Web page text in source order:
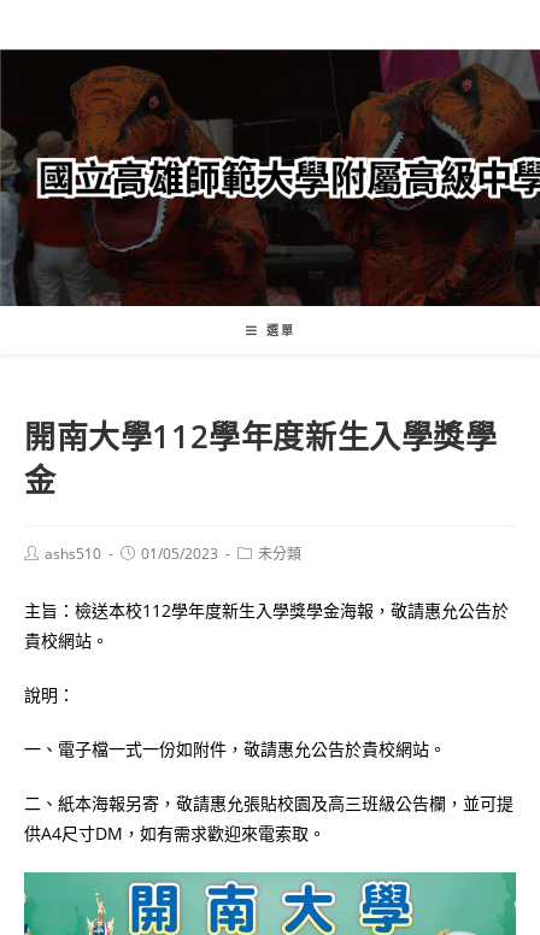
轉
要
內
容
選單
開南大學112學年度新生入學獎學
金
Postashs510
Post01/05/2023
Post未分類
主旨：檢送本校112學年度新生入學獎學金海報，敬請惠允公告於
貴校網站。
說明：
一、電子檔一式一份如附件，敬請惠允公告於貴校網站。
二、紙本海報另寄，敬請惠允張貼校園及高三班級公告欄，並可提
供A4尺寸DM，如有需求歡迎來電索取。